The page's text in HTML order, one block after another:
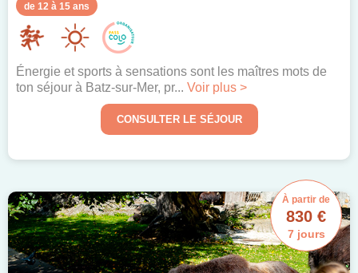
de 12 à 15 ans
Énergie et sports à sensations sont les maîtres mots de
ton séjour à Batz-sur-Mer, pr... Voir plus >
CONSULTER LE SÉJOUR
À partir de
830 €
7 jours